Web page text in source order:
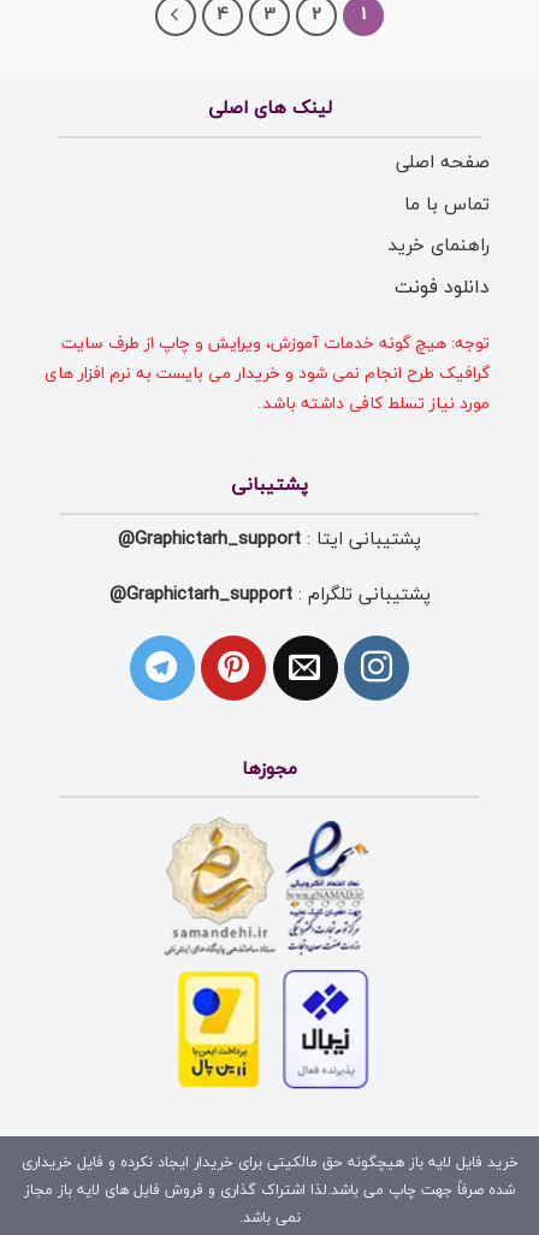
1
2
3
4
لینک های اصلی
صفحه اصلی
تماس با ما
راهنمای خرید
دانلود فونت
توجه: هیچ گونه خدمات آموزش، ویرایش و چاپ از طرف سایت
گرافیک طرح انجام نمی شود و خریدار می بایست به نرم افزار های
مورد نیاز تسلط کافی داشته باشد.
پشتیبانی
پشتیبانی ایتا : Graphictarh_support@
پشتیبانی تلگرام :Graphictarh_support@
مجوزها
خرید فایل لایه باز هیچگونه حق مالکیتی برای خریدار ایجاد نکرده و فایل خریداری
شده صرفاً جهت چاپ می باشد.لذا اشتراک گذاری و فروش فایل های لایه باز مجاز
نمی باشد.